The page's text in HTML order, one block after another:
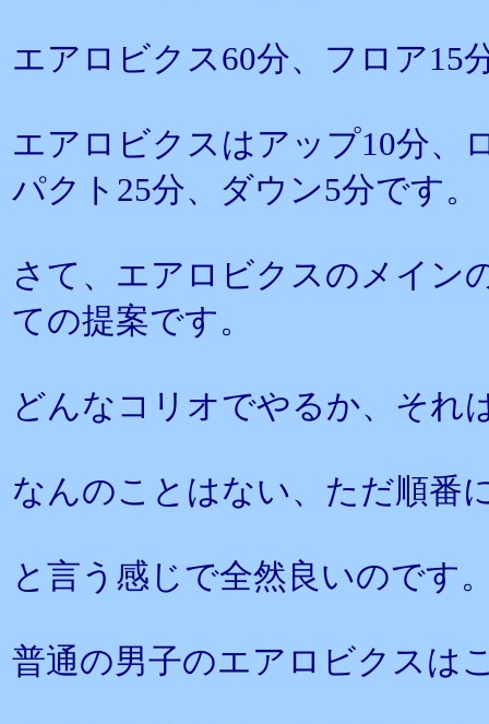
エアロビクス60分、フロア15
エアロビクスはアップ10分、
パクト25分、ダウン5分です。
さて、エアロビクスのメイン
ての提案です。
どんなコリオでやるか、それ
なんのことはない、ただ順番
と言う感じで全然良いのです
普通の男子のエアロビクスは